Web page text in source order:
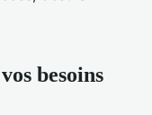
besoins